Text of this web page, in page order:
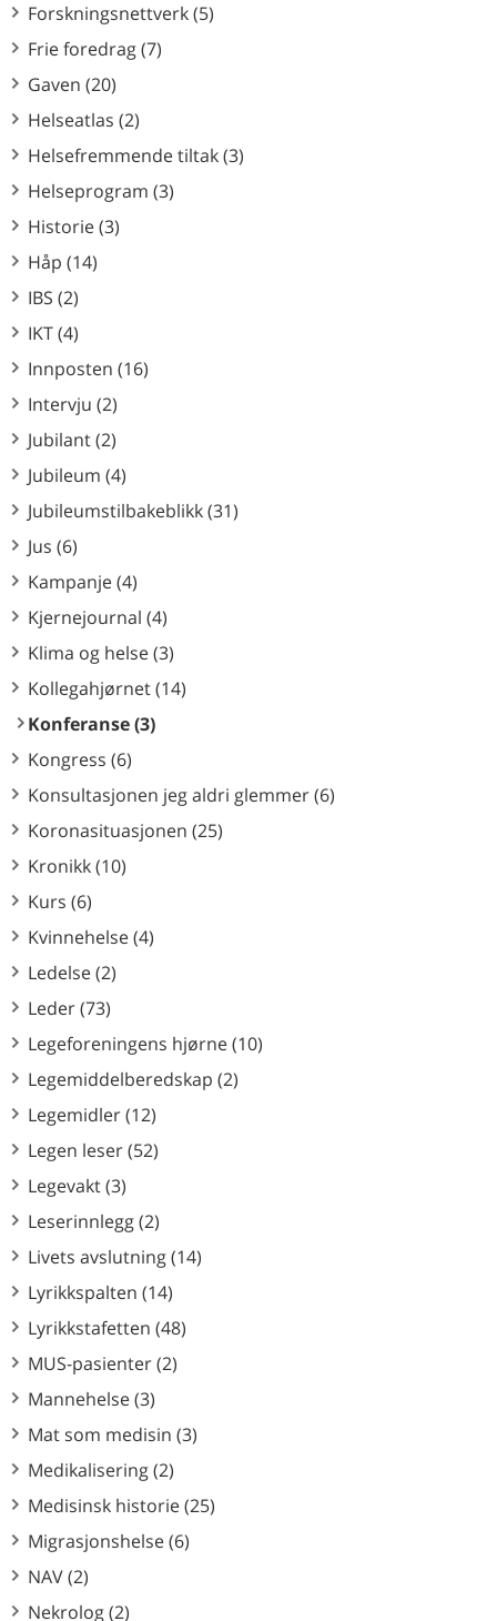
Forskningsnettverk (5)
Frie foredrag (7)
Gaven (20)
Helseatlas (2)
Helsefremmende tiltak (3)
Helseprogram (3)
Historie (3)
Håp (14)
IBS (2)
IKT (4)
Innposten (16)
Intervju (2)
Jubilant (2)
Jubileum (4)
Jubileumstilbakeblikk (31)
Jus (6)
Kampanje (4)
Kjernejournal (4)
Klima og helse (3)
Kollegahjørnet (14)
Konferanse (3)
Kongress (6)
Konsultasjonen jeg aldri glemmer (6)
Koronasituasjonen (25)
Kronikk (10)
Kurs (6)
Kvinnehelse (4)
Ledelse (2)
Leder (73)
Legeforeningens hjørne (10)
Legemiddelberedskap (2)
Legemidler (12)
Legen leser (52)
Legevakt (3)
Leserinnlegg (2)
Livets avslutning (14)
Lyrikkspalten (14)
Lyrikkstafetten (48)
MUS-pasienter (2)
Mannehelse (3)
Mat som medisin (3)
Medikalisering (2)
Medisinsk historie (25)
Migrasjonshelse (6)
NAV (2)
Nekrolog (2)